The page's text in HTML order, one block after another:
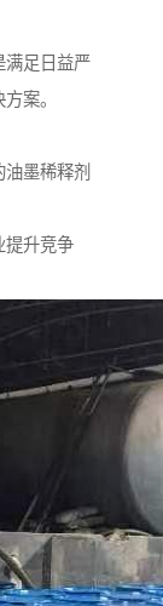
满足日益严
案。
墨稀释剂
提升竞争